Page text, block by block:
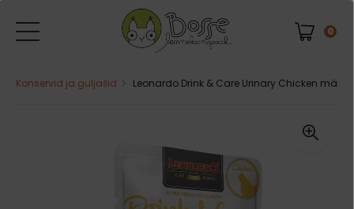
0
Konservid ja guljašid Leonardo Drink & Care Urinary Chicken